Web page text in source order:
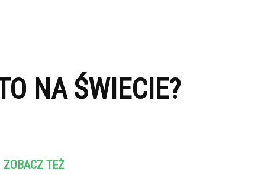
NA ŚWIECIE?
ZOBACZ TEŻ